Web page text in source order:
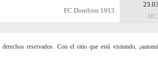
FC Dornbirn 1913
reservados. Con el sitio que está visitando,